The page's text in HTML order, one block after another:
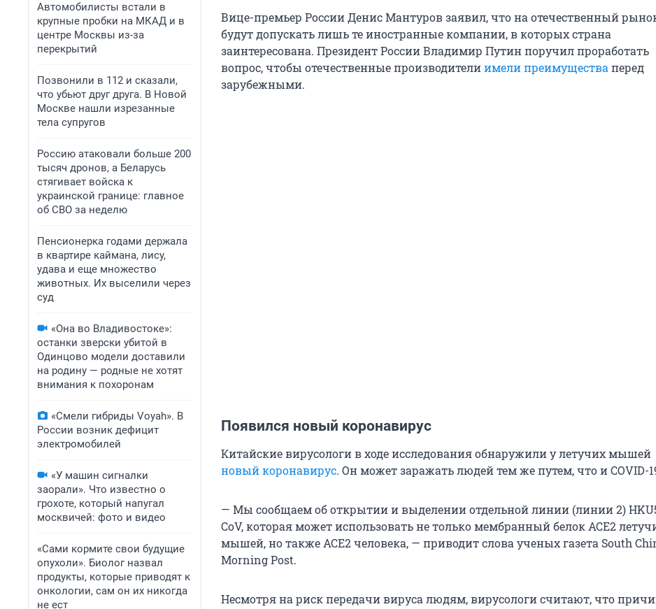
Автомобилисты встали в
крупные пробки на МКАД и в
центре Москвы из-за
перекрытий
Позвонили в 112 и сказали,
что убьют друг друга. В Новой
Москве нашли изрезанные
тела супругов
Россию атаковали больше 200
тысяч дронов, а Беларусь
стягивает войска к
украинской границе: главное
об СВО за неделю
Пенсионерка годами держала
в квартире каймана, лису,
удава и еще множество
животных. Их выселили через
суд
«Она во Владивостоке»:
останки зверски убитой в
Одинцово модели доставили
на родину — родные не хотят
внимания к похоронам
«Смели гибриды Voyah». В
России возник дефицит
электромобилей
«У машин сигналки
заорали». Что известно о
грохоте, который напугал
москвичей: фото и видео
«Сами кормите свои будущие
опухоли». Биолог назвал
продукты, которые приводят к
онкологии, сам он их никогда
не ест
Вице-премьер России Денис Мантуров заявил, что на отечественный
будут допускать лишь те иностранные компании, в которых страна
заинтересована. Президент России Владимир Путин поручил проработать
вопрос, чтобы отечественные производителиимели преимущества перед
зарубежными.
Появился новый коронавирус
Китайские вирусологи в ходе исследования обнаружили у летучих мышей
новый коронавирус. Он может заражать людей тем же путем, что и COVID-
— Мы сообщаем об открытии и выделении отдельной линии (линии 2)
CoV, которая может использовать не только мембранный белок ACE2
мышей, но также ACE2 человека, — приводит слова ученых газета South
Morning Post.
Несмотря на риск передачи вируса людям, вирусологи считают, что